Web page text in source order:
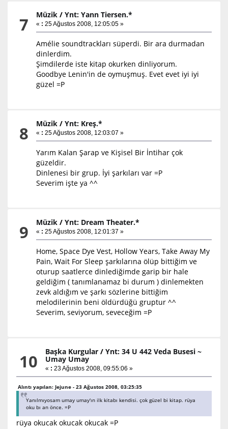
7 Müzik /Ynt: Yann Tiersen.*
« : 25 Ağustos 2008, 12:05:05 »
Amélie soundtrackları süperdi. Bir ara durmadan
dinlerdim.
Şimdilerde iste kitap okurken dinliyorum.
Goodbye Lenin'in de oymuşmuş. Evet evet iyi iyi
güzel =P
8 Müzik /Ynt: Kreş.*
« : 25 Ağustos 2008, 12:03:07 »
Yarım Kalan Şarap ve Kişisel Bir İntihar çok
güzeldir.
Dinlenesi bir grup. İyi şarkıları var =P
Severim işte ya ^^
9 Müzik /Ynt: Dream Theater.*
« : 25 Ağustos 2008, 12:01:37 »
Home, Space Dye Vest, Hollow Years, Take Away My
Pain, Wait For Sleep şarkılarına ölüp bittiğim ve
oturup saatlerce dinlediğimde garip bir hale
geldiğim ( tanımlanamaz bi durum ) dinlemekten
zevk aldığım ve şarkı sözlerine bittiğim
melodilerinin beni öldürdüğü gruptur ^^
Severim, seviyorum, seveceğim =P
10 Başka Kurgular /Ynt: 34 U 442 Veda Busesi ~
Umay Umay
« : 23 Ağustos 2008, 09:55:06 »
Alıntı yapılan: Jejune - 23 Ağustos 2008, 03:25:35
Yanılmıyosam umay umay'ın ilk kitabı kendisi. çok güzel bi kitap. rüya
oku bı an önce. =P
rüya okucak okucak okucak =P